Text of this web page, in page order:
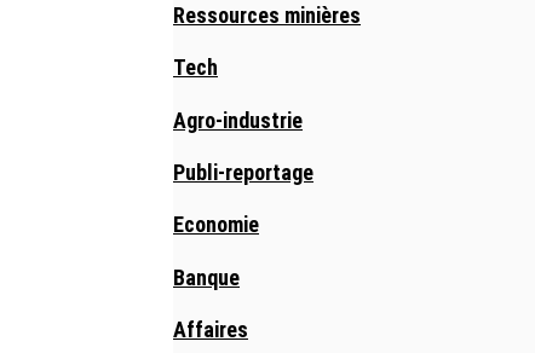
Ressources minières
Tech
Agro-industrie
Publi-reportage
Economie
Banque
Affaires